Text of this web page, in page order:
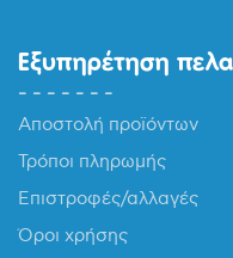
Εξυπηρέτηση
Αποστολή προϊόντων
Τρόποι πληρωμής
Επιστροφές/αλλαγές
Όροι χρήσης